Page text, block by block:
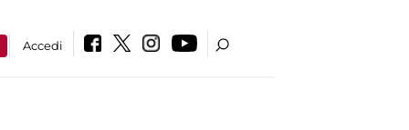
Accedi